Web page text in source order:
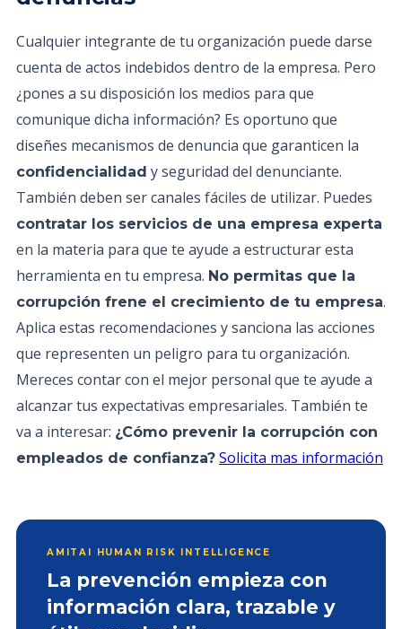
Cualquier integrante de tu organización puede darse
cuenta de actos indebidos dentro de la empresa. Pero
¿pones a su disposición los medios para que
comunique dicha información? Es oportuno que
diseñes mecanismos de denuncia que garanticen la
confidencialidad y seguridad del denunciante.
También deben ser canales fáciles de utilizar. Puedes
contratar los servicios de una empresa experta
en la materia para que te ayude a estructurar esta
herramienta en tu empresa. No permitas que la
corrupción frene el crecimiento de tu empresa.
Aplica estas recomendaciones y sanciona las acciones
que representen un peligro para tu organización.
Mereces contar con el mejor personal que te ayude a
alcanzar tus expectativas empresariales. También te
va a interesar: ¿Cómo prevenir la corrupción con
empleados de confianza? Solicita mas información
AMITAI HUMAN RISK INTELLIGENCE
La prevención empieza con
información clara, trazable y